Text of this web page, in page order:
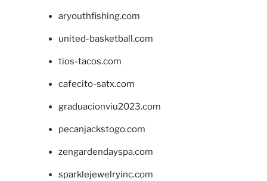
aryouthfishing.com
united-basketball.com
tios-tacos.com
cafecito-satx.com
graduacionviu2023.com
pecanjackstogo.com
zengardendayspa.com
sparklejewelryinc.com